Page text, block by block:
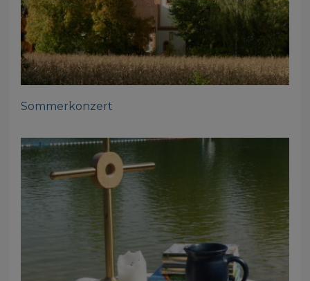
Sommerkonzert